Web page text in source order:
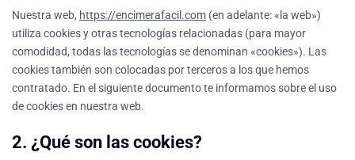
Nuestra web, https://encimerafacil.com (en adelante: «la web»)
utiliza cookies y otras tecnologías relacionadas (para mayor
comodidad, todas las tecnologías se denominan «cookies»). Las
cookies también son colocadas por terceros a los que hemos
contratado. En el siguiente documento te informamos sobre el uso
de cookies en nuestra web.
2. ¿Qué son las cookies?